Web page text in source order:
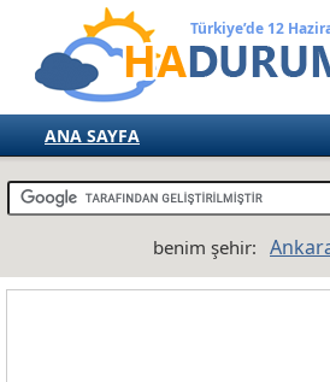
Türkiye’de 12
ANA SAYFA
TÜRKİYE
AVRUPA
benim şehir: